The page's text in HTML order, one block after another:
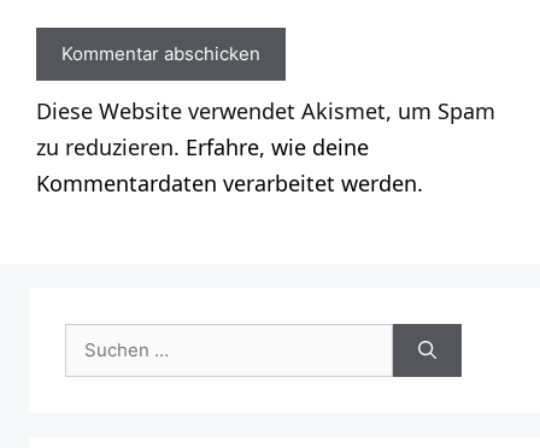
Diese Website verwendet Akismet, um Spam
zu reduzieren. Erfahre, wie deine
Kommentardaten verarbeitet werden.
Suchen
nach: